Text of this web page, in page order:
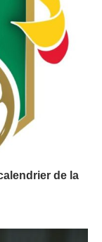
de la